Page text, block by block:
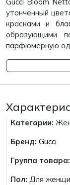
утонченный
красками и
образующими
парфюмерную
Категории:
Бренд: Gucci
Группа товара:
Пол: Для